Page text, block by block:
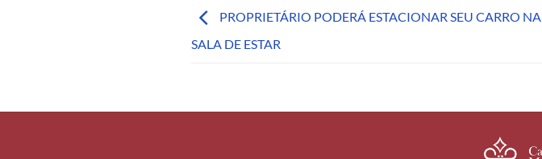
PROPRIETÁRIO PODERÁ ESTACIONAR SEU CARRO NA
SALA DE ESTAR